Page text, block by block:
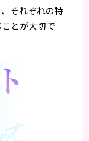
それぞれの特
とが大切で